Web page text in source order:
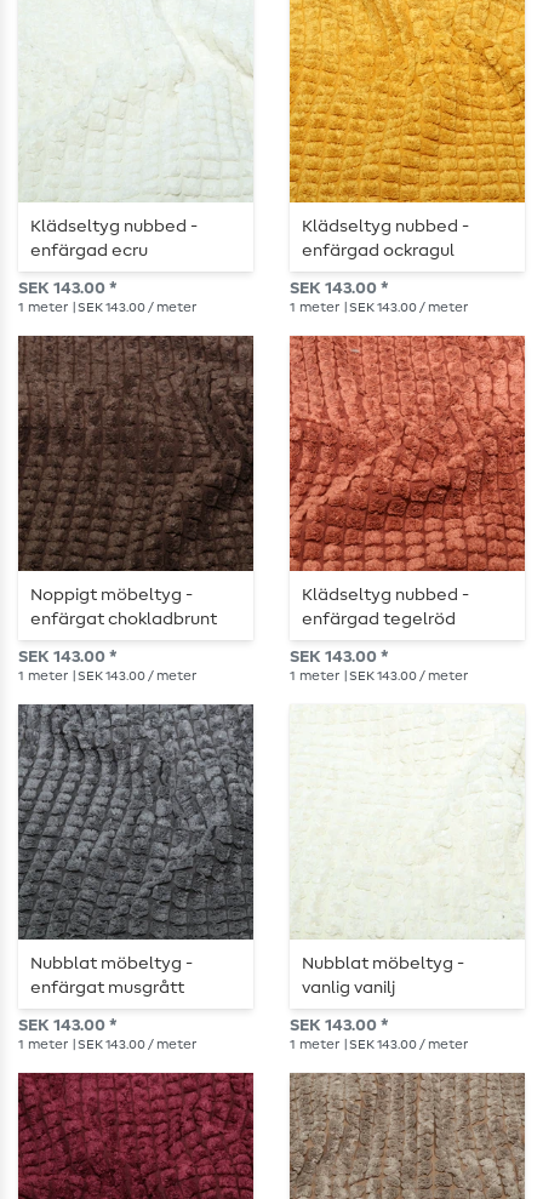
Klädseltyg nubbed -
enfärgad ecru
SEK 143.00 *
1 meter | SEK 143.00 / meter
Klädseltyg nubbed -
enfärgad ockragul
SEK 143.00 *
1 meter | SEK 143.00 / meter
Noppigt möbeltyg -
enfärgat chokladbrunt
SEK 143.00 *
1 meter | SEK 143.00 / meter
Klädseltyg nubbed -
enfärgad tegelröd
SEK 143.00 *
1 meter | SEK 143.00 / meter
Nubblat möbeltyg -
enfärgat musgrått
SEK 143.00 *
1 meter | SEK 143.00 / meter
Nubblat möbeltyg -
vanlig vanilj
SEK 143.00 *
1 meter | SEK 143.00 / meter